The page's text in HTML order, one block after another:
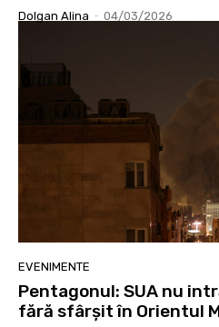
Dolgan Alina - 04/03/2026
EVENIMENTE
Pentagonul: SUA nu
fără sfârșit în Orientul